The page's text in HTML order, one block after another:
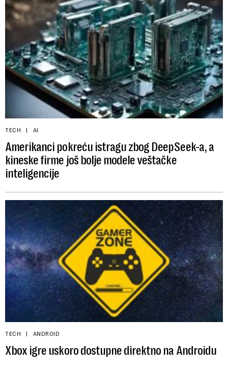
TECH AI
Amerikanci pokreću istragu zbog DeepSeek-a, a
kineske firme još bolje modele veštačke
inteligencije
TECH ANDROID
Xbox igre uskoro dostupne direktno na Androidu